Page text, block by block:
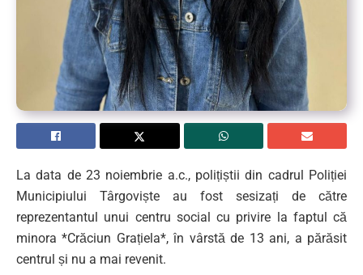
La data de 23 noiembrie a.c., polițiștii din cadrul Poliției
Municipiului Târgoviște au fost sesizați de către
reprezentantul unui centru social cu privire la faptul că
minora *Crăciun Grațiela*, în vârstă de 13 ani, a părăsit
centrul și nu a mai revenit.